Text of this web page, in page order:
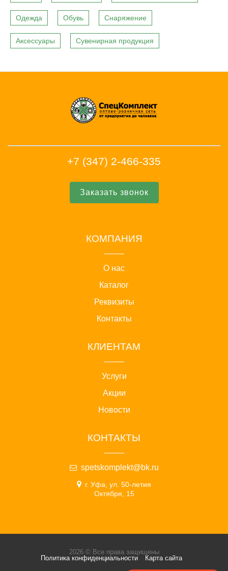
Одежда Обувь Снаряжение
Аксессуары Сувенирная продукция
+7 (347) 2-466-335
Заказать звонок
КОМПАНИЯ
О нас
Каталог
Реквизиты
Контакты
КЛИЕНТАМ
Услуги
Акции
Новости
КОНТАКТЫ
spetskomplekt@bk.ru
г. Уфа, ул. 50-летия
Октября, 15
2026 © Все права защищены
Политика конфиденциальности
Карта сайта